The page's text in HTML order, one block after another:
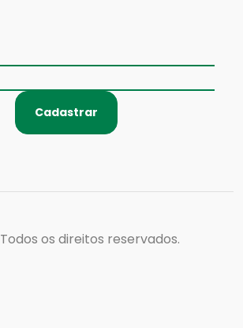
Cadastrar
Todos os direitos reservados.